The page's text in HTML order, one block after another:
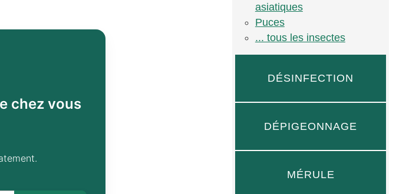
chez vous
asiatiques
Puces
... tous les insectes
DÉSINFECTION
DÉPIGEONNAGE
MÉRULE